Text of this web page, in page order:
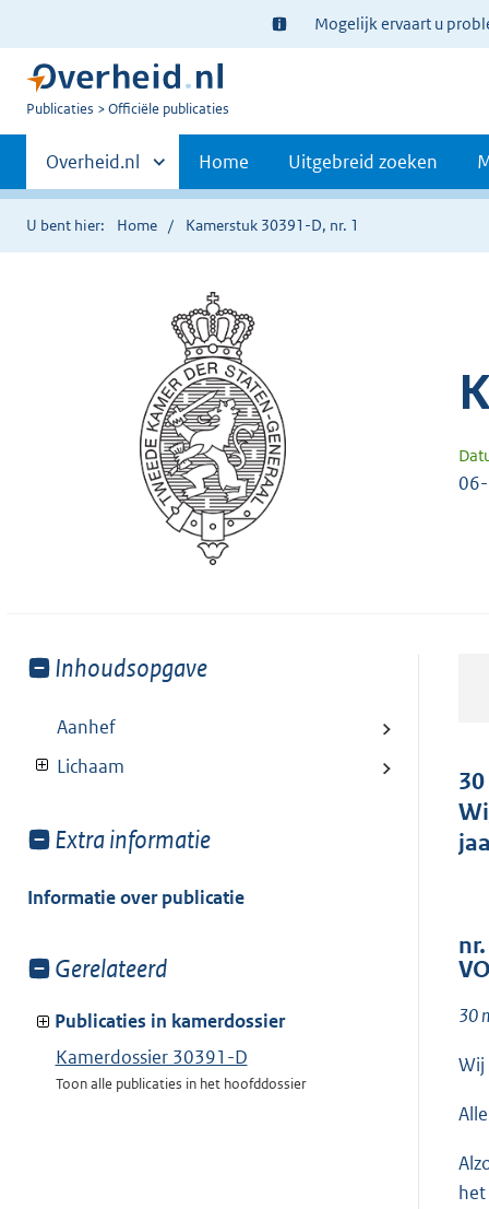
Ter
informatie:
Mogelijk ervaart u
U
Publicaties Officiële publicaties
Primaire
navigatie
Andere
sites
binnen
Overheid.nl Home Uitgebreid zoeken
U bent hier: Home Kamerstuk 30391-D, nr. 1
Toon
van:
Inhoudsopgave
Aanhef
Lichaam
Toon
van:
Extra informatie
Informatie over publicatie
Toon
van:
Gerelateerd
Publicaties in kamerdossier
Kamerdossier 30391-D
Toon alle publicaties in het hoofddossier
30
Wij